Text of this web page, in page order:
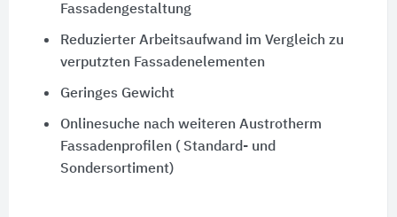
Fassadengestaltung
Reduzierter Arbeitsaufwand im Vergleich zu
verputzten Fassadenelementen
Geringes Gewicht
Onlinesuche nach weiteren Austrotherm
Fassadenprofilen ( Standard- und
Sondersortiment)